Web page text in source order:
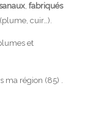
fabriqués
cuir…).
et
ma région (85) .